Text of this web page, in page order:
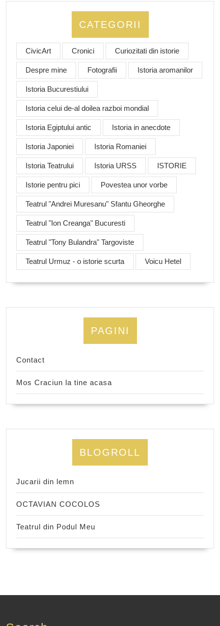
CATEGORII
CivicArt Cronici Curiozitati din istorie
Despre mine Fotografii Istoria aromanilor
Istoria Bucurestiului
Istoria celui de-al doilea razboi mondial
Istoria Egiptului antic Istoria in anecdote
Istoria Japoniei Istoria Romaniei
Istoria Teatrului Istoria URSS ISTORIE
Istorie pentru pici Povestea unor vorbe
Teatrul "Andrei Muresanu" Sfantu Gheorghe
Teatrul "Ion Creanga" Bucuresti
Teatrul "Tony Bulandra" Targoviste
Teatrul Urmuz - o istorie scurta Voicu Hetel
PAGINI
Contact
Mos Craciun la tine acasa
BLOGROLL
Jucarii din lemn
OCTAVIAN COCOLOS
Teatrul din Podul Meu